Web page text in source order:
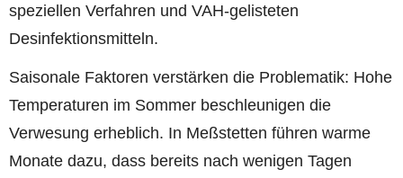
speziellen Verfahren und VAH-gelisteten
Desinfektionsmitteln.
Saisonale Faktoren verstärken die Problematik: Hohe
Temperaturen im Sommer beschleunigen die
Verwesung erheblich. In Meßstetten führen warme
Monate dazu, dass bereits nach wenigen Tagen